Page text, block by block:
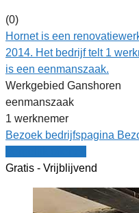
(0)
Hornet is een
2014. Het bedrijf telt 1
is een eenmanszaak.
Werkgebied Ganshoren
eenmanszaak
1 werknemer
Bezoek bedrijfspagina
Gratis - Vrijblijvend